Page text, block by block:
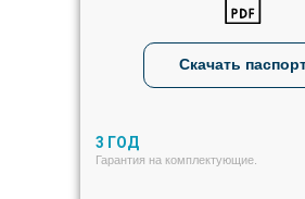
Гарантия на комплектующие.
3 ГОД
Скачать